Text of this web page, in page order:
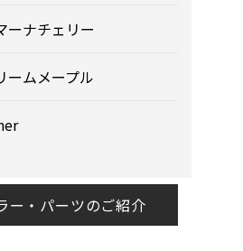
ーナチェリー
ームメープル
ー・パーツのご紹介